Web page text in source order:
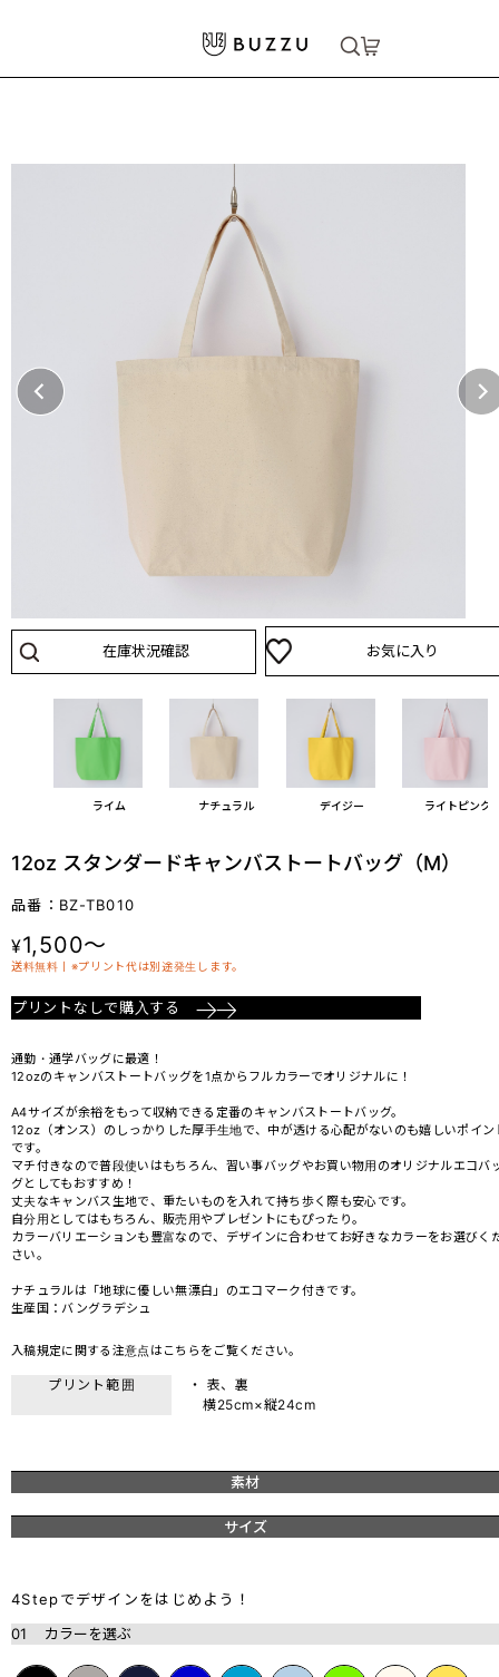
トートバッグ
12oz スタンダードキャンバストートバッグ（M）
在庫状況確認 お気に入り
ライム ナチュラル デイジー ライトピンク
12oz スタンダードキャンバストートバッグ（M）
品番：BZ-TB010
¥1,500～
送料無料丨※プリント代は別途発生します。
プリントなしで購入する
通勤・通学バッグに最適！
12ozのキャンバストートバッグを1点からフルカラーでオリジナルに！
A4サイズが余裕をもって収納できる定番のキャンバストートバッグ。
12oz（オンス）のしっかりした厚手生地で、中が透ける心配がないのも嬉しいポイン
です。
マチ付きなので普段使いはもちろん、習い事バッグやお買い物用のオリジナルエコバ
グとしてもおすすめ！
丈夫なキャンバス生地で、重たいものを入れて持ち歩く際も安心です。
自分用としてはもちろん、販売用やプレゼントにもぴったり。
カラーバリエーションも豊富なので、デザインに合わせてお好きなカラーをお選びく
さい。
ナチュラルは「地球に優しい無漂白」のエコマーク付きです。
生産国：バングラデシュ
入稿規定に関する注意点は こちら をご覧ください。
プリント範囲
・ 表、裏
横25cm×縦24cm
素材
サイズ
4Stepでデザインをはじめよう！
01
カラーを選ぶ